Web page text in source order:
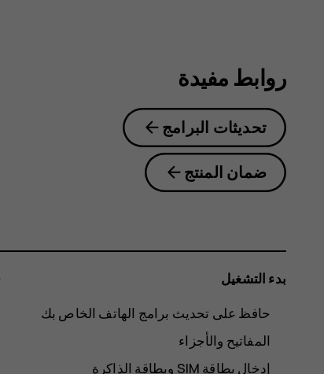
روابط مفيدة
تحديثات البرامج
ضمان المنتج
بدء التشغيل
حافظ على تحديث برامج الهاتف الخاص بك
المفاتيح والأجزاء